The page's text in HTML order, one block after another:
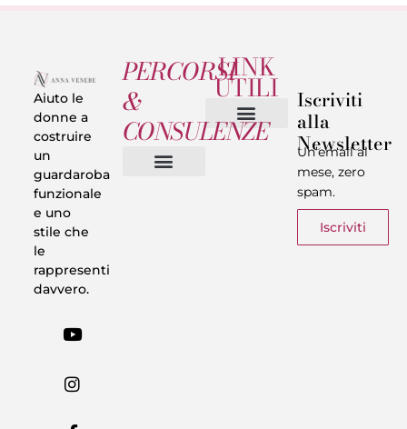
Aiuto le
donne a
costruire
un
guardaroba
funzionale
e uno
stile che
le
rappresenti
davvero.
PERCORSI
&
CONSULENZE
LINK
UTILI Iscriviti
alla
Newsletter
Un’email al
mese, zero
spam.
Iscriviti